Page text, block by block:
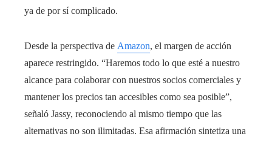
ya de por sí complicado.
Desde la perspectiva de Amazon, el margen de acción
aparece restringido. “Haremos todo lo que esté a nuestro
alcance para colaborar con nuestros socios comerciales y
mantener los precios tan accesibles como sea posible”,
señaló Jassy, reconociendo al mismo tiempo que las
alternativas no son ilimitadas. Esa afirmación sintetiza una